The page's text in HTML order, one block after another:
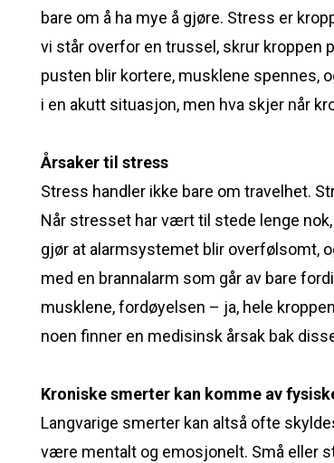
bare om å ha mye å gjøre. Stress er
vi står overfor en trussel, skrur kroppen
pusten blir kortere, musklene spennes,
i en akutt situasjon, men hva skjer når
Årsaker til stress
Stress handler ikke bare om travelhet.
Når stresset har vært til stede lenge
gjør at alarmsystemet blir overfølsomt,
med en brannalarm som går av bare
musklene, fordøyelsen – ja, hele
noen finner en medisinsk årsak bak
Kroniske smerter kan komme av
Langvarige smerter kan altså ofte
være mentalt og emosjonelt. Små eller